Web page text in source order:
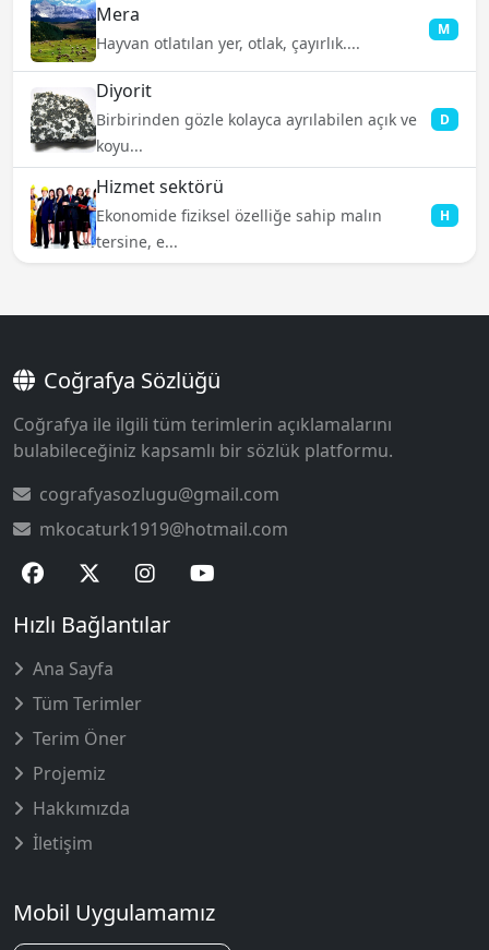
Mera
Hayvan otlatılan yer, otlak, çayırlık....
M
Diyorit
Birbirinden gözle kolayca ayrılabilen açık ve
koyu...
D
Hizmet sektörü
Ekonomide fiziksel özelliğe sahip malın
tersine, e...
H
Coğrafya Sözlüğü
Coğrafya ile ilgili tüm terimlerin açıklamalarını
bulabileceğiniz kapsamlı bir sözlük platformu.
cografyasozlugu@gmail.com
mkocaturk1919@hotmail.com
Hızlı Bağlantılar
Ana Sayfa
Tüm Terimler
Terim Öner
Projemiz
Hakkımızda
İletişim
Mobil Uygulamamız